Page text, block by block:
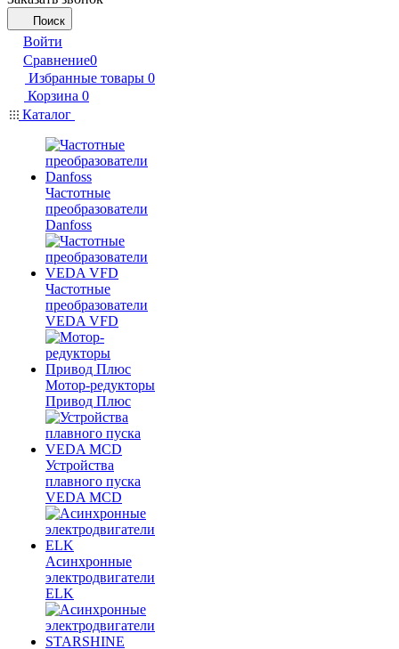
Поиск
Войти
Сравнение0
Избранные товары 0
Корзина 0
Каталог
Частотные
преобразователи
Danfoss
Частотные
преобразователи
VEDA VFD
Мотор-редукторы
Привод Плюс
Устройства
плавного пуска
VEDA MCD
Асинхронные
электродвигатели
ELK